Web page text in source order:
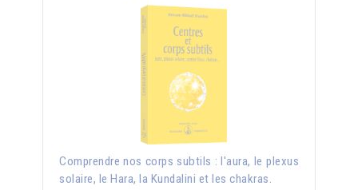
Comprendre nos corps subtils : l'aura, le plexus
solaire, le Hara, la Kundalini et les chakras.